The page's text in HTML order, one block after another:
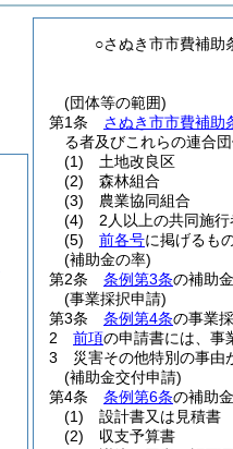
○さぬき市市費補助
(団体等の範囲)
第1条
さぬき市市費補助
る者及びこれらの連合団
(1)
土地改良区
(2)
森林組合
(3)
農業協同組合
(4)
2人以上の共同施行
(5)
前各号に掲げるも
(補助金の率)
第2条
条例第3条の補助
(事業採択申請)
第3条
条例第4条の事業
2
前項の申請書には、事
3
災害その他特別の事由
(補助金交付申請)
第4条
条例第6条の補助
(1)
設計書又は見積書
(2)
収支予算書